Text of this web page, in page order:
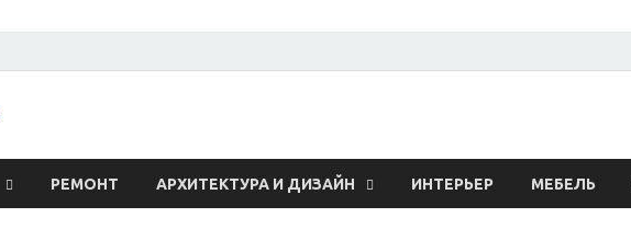
Всё о строительстве и
РЕМОНТ АРХИТЕКТУРА И ДИЗАЙН ИНТЕРЬЕР МЕБЕЛЬ